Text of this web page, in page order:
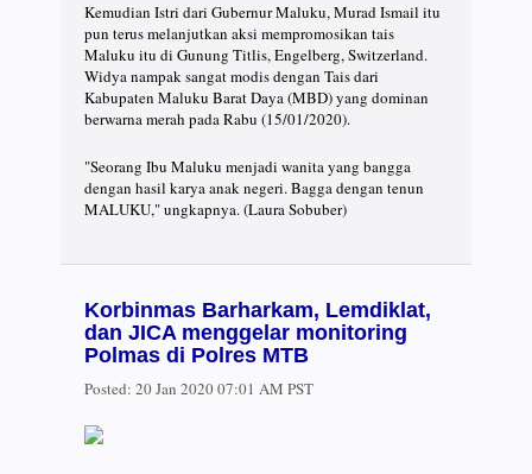
Kemudian Istri dari Gubernur Maluku, Murad Ismail itu
pun terus melanjutkan aksi mempromosikan tais
Maluku itu di Gunung Titlis, Engelberg, Switzerland.
Widya nampak sangat modis dengan Tais dari
Kabupaten Maluku Barat Daya (MBD) yang dominan
berwarna merah pada Rabu (15/01/2020).
"Seorang Ibu Maluku menjadi wanita yang bangga
dengan hasil karya anak negeri. Bagga dengan tenun
MALUKU," ungkapnya. (Laura Sobuber)
Korbinmas Barharkam, Lemdiklat,
dan JICA menggelar monitoring
Polmas di Polres MTB
Posted: 20 Jan 2020 07:01 AM PST